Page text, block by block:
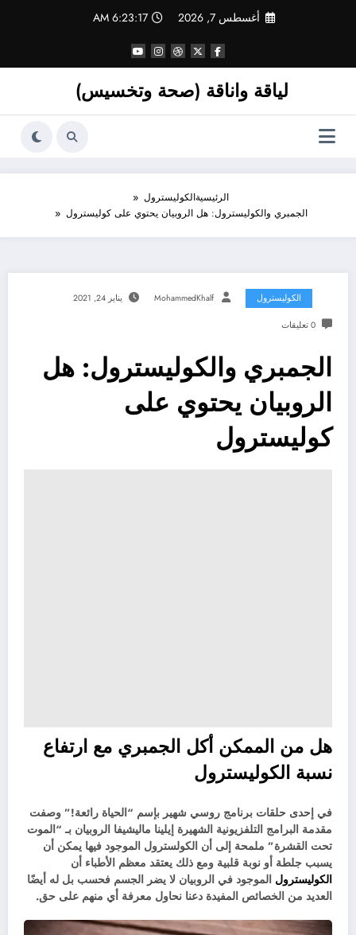
أغسطس 7, 2026 6:23:18 AM
لياقة واناقة (صحة وتخسيس)
الرئيسيةالكوليسترول
الجمبري والكوليسترول: هل الروبيان يحتوي على كوليسترول
الكوليسترول MohammedKhalf يناير 24, 2021
0 تعليقات
الجمبري والكوليسترول: هل
الروبيان يحتوي على
كوليسترول
هل من الممكن أكل الجمبري مع ارتفاع
نسبة الكوليسترول
في إحدى حلقات برنامج روسي شهير بإسم “الحياة رائعة!” وصفت
مقدمة البرامج التلفزيونية الشهيرة إيلينا ماليشيفا الروبيان بـ “الموت
تحت القشرة” ملمحة إلى أن الكولسترول الموجود فيها يمكن أن
يسبب جلطة أو نوبة قلبية ومع ذلك يعتقد معظم الأطباء أن
الكوليسترول الموجود في الروبيان لا يضر الجسم فحسب بل له أيضًا
العديد من الخصائص المفيدة دعنا نحاول معرفة أي منهم على حق.